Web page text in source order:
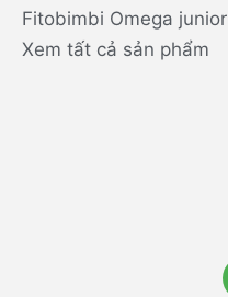
Fitobimbi Omega junior
Xem tất cả sản phẩm